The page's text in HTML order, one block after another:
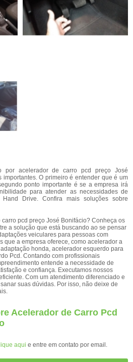
por acelerador de carro pcd preço José
importantes. O primeiro é entender que é um
ponto importante é se a empresa irá
para atender as necessidades de
Drive. Confira mais soluções sobre
pcd preço José Bonifácio? Conheça os
a solução que está buscando ao se pensar
veiculares para pessoas com
que a empresa oferece, como acelerador a
honda, acelerador esquerdo para
Pcd. Contando com profissionais
entende a necessidade de
e confiança. Executamos nossos
Com um atendimento diferenciado e
suas dúvidas. Por isso, não deixe de
Acelerador de Carro Pcd
aqui e entre em contato por email.